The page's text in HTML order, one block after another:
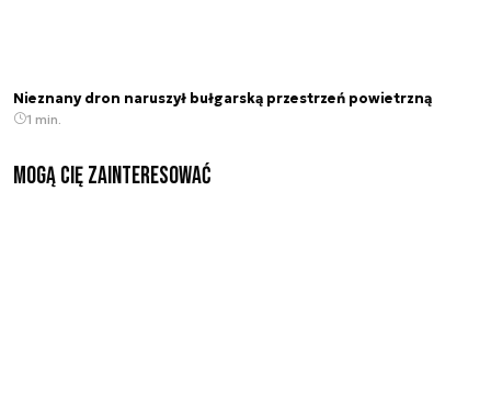
Nieznany dron naruszył bułgarską przestrzeń powietrzną
1 min.
Mogą Cię zainteresować